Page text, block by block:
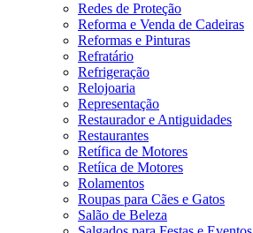
Redes de Proteção
Reforma e Venda de Cadeiras
Reformas e Pinturas
Refratário
Refrigeração
Relojoaria
Representação
Restaurador e Antiguidades
Restaurantes
Retífica de Motores
Retíica de Motores
Rolamentos
Roupas para Cães e Gatos
Salão de Beleza